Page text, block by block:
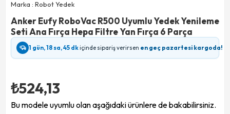
Marka : Robot Yedek
Anker Eufy RoboVac R500 Uyumlu Yedek Yenileme
Seti Ana Fırça Hepa Filtre Yan Fırça 6 Parça
1 gün, 18 sa, 45 dkiçinde sipariş verirsen en geç pazartesi kargoda!
₺524,13
Bu modele uyumlu olan aşağıdaki ürünlere de bakabilirsiniz.